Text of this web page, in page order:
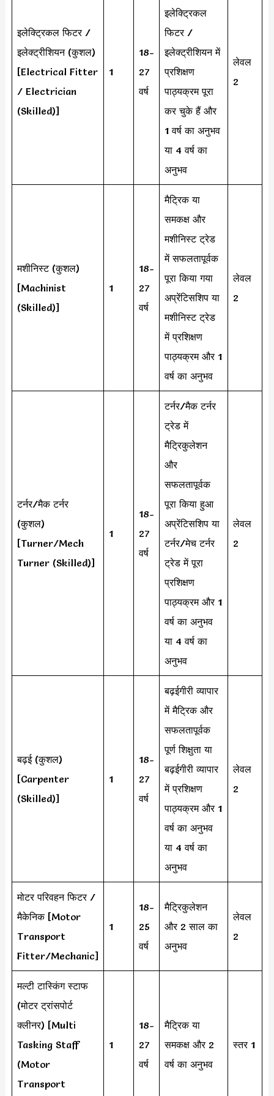
इलेक्ट्रिकल फिटर /
इलेक्ट्रीशियन (कुशल)
[Electrical Fitter
/ Electrician
(Skilled)]
1
18-
27
वर्ष
इलेक्ट्रिकल
फिटर /
इलेक्ट्रीशियन में
प्रशिक्षण
पाठ्यक्रम पूरा
कर चुके हैं और
1 वर्ष का अनुभव
या 4 वर्ष का
अनुभव
लेवल
2
मशीनिस्ट (कुशल)
[Machinist
(Skilled)]
1
18-
27
वर्ष
मैट्रिक या
समकक्ष और
मशीनिस्ट ट्रेड
में सफलतापूर्वक
पूरा किया गया
अप्रेंटिसशिप या
मशीनिस्ट ट्रेड
में प्रशिक्षण
पाठ्यक्रम और 1
वर्ष का अनुभव
लेवल
2
टर्नर/मैक टर्नर
(कुशल)
[Turner/Mech
Turner (Skilled)]
1
18-
27
वर्ष
टर्नर/मैक टर्नर
ट्रेड में
मैट्रिकुलेशन
और
सफलतापूर्वक
पूरा किया हुआ
अप्रेंटिसशिप या
टर्नर/मेच टर्नर
ट्रेड में पूरा
प्रशिक्षण
पाठ्यक्रम और 1
वर्ष का अनुभव
या 4 वर्ष का
अनुभव
लेवल
2
बढ़ई (कुशल)
[Carpenter
(Skilled)]
1
18-
27
वर्ष
बढ़ईगीरी व्यापार
में मैट्रिक और
सफलतापूर्वक
पूर्ण शिक्षुता या
बढ़ईगीरी व्यापार
में प्रशिक्षण
पाठ्यक्रम और 1
वर्ष का अनुभव
या 4 वर्ष का
अनुभव
लेवल
2
मोटर परिवहन फिटर /
मैकेनिक [Motor
Transport
Fitter/Mechanic]
1
18-
25
वर्ष
मैट्रिकुलेशन
और 2 साल का
अनुभव
लेवल
2
मल्टी टास्किंग स्टाफ
(मोटर ट्रांसपोर्ट
क्लीनर) [Multi
Tasking Staff
(Motor
Transport
1
18-
27
वर्ष
मैट्रिक या
समकक्ष और 2
वर्ष का अनुभव
स्तर 1